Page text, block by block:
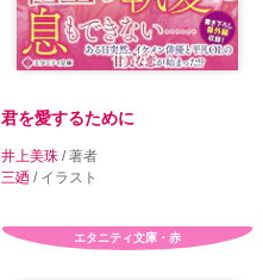
君を愛するために
井上美珠 / 著者
三廼 / イラスト
エタニティ文庫・赤